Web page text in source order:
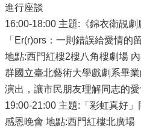
進行座談
16:00-18:00 主題:《錦衣衛靚劇
「Er(r)ors：一則錯誤給愛情的留
地點:西門紅樓2樓八角樓劇場
群國立臺北藝術大學戲劇系畢
演出，讓市民朋友理解同志的
19:00-21:00 主題:「彩虹真好
感恩晚會 地點:西門紅樓北廣場